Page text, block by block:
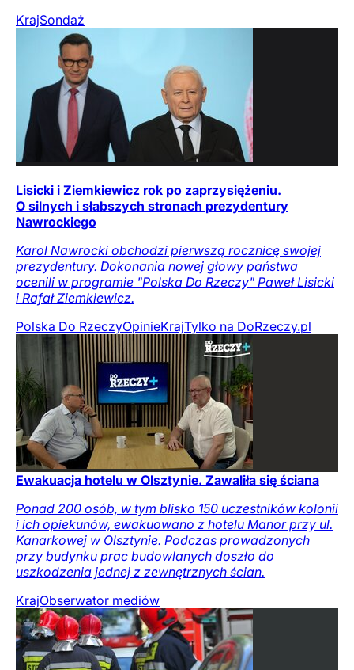
KrajSondaż
Lisicki i Ziemkiewicz rok po zaprzysiężeniu.
O silnych i słabszych stronach prezydentury
Nawrockiego
Karol Nawrocki obchodzi pierwszą rocznicę swojej
prezydentury. Dokonania nowej głowy państwa
ocenili w programie "Polska Do Rzeczy" Paweł Lisicki
i Rafał Ziemkiewicz.
Polska Do RzeczyOpinieKrajTylko na DoRzeczy.pl
Ewakuacja hotelu w Olsztynie. Zawaliła się ściana
Ponad 200 osób, w tym blisko 150 uczestników kolonii
i ich opiekunów, ewakuowano z hotelu Manor przy ul.
Kanarkowej w Olsztynie. Podczas prowadzonych
przy budynku prac budowlanych doszło do
uszkodzenia jednej z zewnętrznych ścian.
KrajObserwator mediów